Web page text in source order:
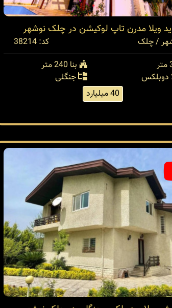
ویلا مدرن تاپ لوکیشن در چلک نوشهر
/ چلک
کد: 38214
بنا 240 متر
دوبلکس
جنگلی
40 میلیارد